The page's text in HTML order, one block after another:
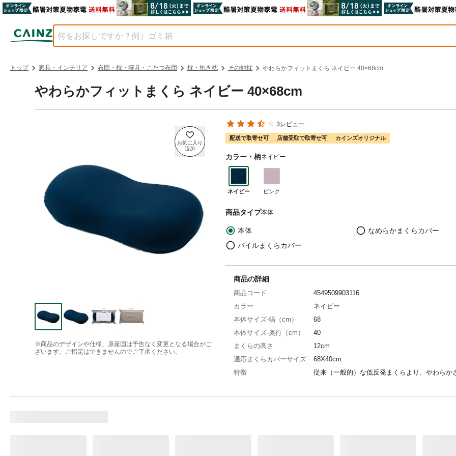
トップ 家具・インテリア 布団・枕・寝具・こたつ布団 枕・抱き枕 その他枕 やわらかフィットまくら ネイビー 40×68cm
やわらかフィットまくら ネイビー 40×68cm
※商品のデザインや仕様、原産国は予告なく変更となる場合がご
ざいます。ご指定はできませんのでご了承ください。
3レビュー
配送で取寄せ可 店舗受取で取寄せ可 カインズオリジナル
カラー・柄ネイビー
ネイビー ピンク
商品タイプ本体
本体
なめらかまくらカバー
パイルまくらカバー
商品の詳細
商品コード
4549509903116
カラー
ネイビー
本体サイズ-幅（cm）
68
本体サイズ-奥行（cm）
40
まくらの高さ
12cm
適応まくらカバーサイズ
68X40cm
特徴
従来（一般的）な低反発まくらより、やわらか